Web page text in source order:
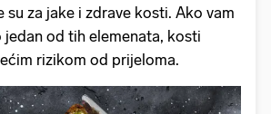
su za jake i zdrave kosti. Ako vam
jedan od tih elemenata, kosti
rizikom od prijeloma.